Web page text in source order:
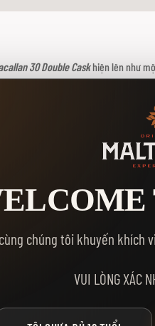
30 Double Caskhiện lên như
Cask
Double Cask, thùng gỗ sồi đóng
ủ, ngăn chặn sự xâm nhập của vi
nên màu sắc, hương vị và độ mịn
chúng tôi khuyến khích
VUI LÒNG XÁC